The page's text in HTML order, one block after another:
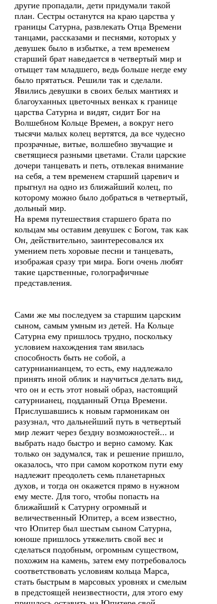
другие пропадали, дети придумали такой
план. Сестры останутся на краю царства у
границы Сатурна, развлекать Отца Времени
танцами, рассказами и песнями, которых у
девушек было в избытке, а тем временем
старший брат наведается в четвертый мир и
отыщет там младшего, ведь больше негде ему
было прятаться. Решили так и сделали.
Явились девушки в своих белых мантиях и
благоуханных цветочных венках к границе
царства Сатурна и видят, сидит Бог на
Волшебном Кольце Времен, а вокруг него
тысячи малых колец вертятся, да все чудесно
прозрачные, витые, волшебно звучащие и
светящиеся разными цветами. Стали царские
дочери танцевать и петь, отвлекая внимание
на себя, а тем временем старший царевич и
прыгнул на одно из ближайший колец, по
которому можно было добраться в четвертый,
дольный мир.
На время путешествия старшего брата по
кольцам мы оставим девушек с Богом, так как
Он, действительно, заинтересовался их
умением петь хоровые песни и танцевать,
изображая сразу три мира. Боги очень любят
такие царственные, голографичные
представления.
Сами же мы последуем за старшим царским
сыном, самым умным из детей. На Кольце
Сатурна ему пришлось трудно, поскольку
условием нахождения там явилась
способность быть не собой, а
сатурнианианцем, то есть, ему надлежало
принять иной облик и научиться делать вид,
что он и есть этот новый образ, настоящий
сатурнианец, подданный Отца Времени.
Прислушавшись к новым гармоникам он
разузнал, что дальнейший путь в четвертый
мир лежит через бездну возможностей... и
выбрать надо быстро и верно самому. Как
только он задумался, так и решение пришло,
оказалось, что при самом коротком пути ему
надлежит преодолеть семь планетарных
духов, и тогда он окажется прямо в нужном
ему месте. Для того, чтобы попасть на
ближайший к Сатурну огромный и
величественный Юпитер, а всем известно,
что Юпитер был шестым сыном Сатурна,
юноше пришлось утяжелить свой вес и
сделаться подобным, огромным существом,
похожим на камень, затем ему потребовалось
соответствовать условиям кольца Марса,
стать быстрым в марсовых уровнях и смелым
в предстоящей неизвестности, для этого ему